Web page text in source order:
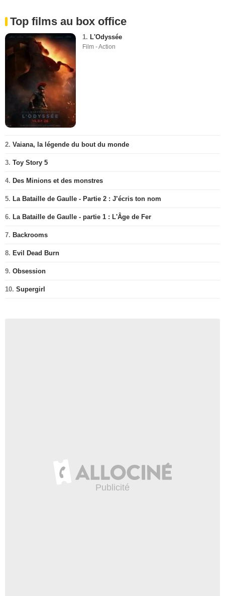
Top films au box office
1. L'Odyssée
Film - Action
2. Vaiana, la légende du bout du monde
3. Toy Story 5
4. Des Minions et des monstres
5. La Bataille de Gaulle - Partie 2 : J’écris ton nom
6. La Bataille de Gaulle - partie 1 : L'Âge de Fer
7. Backrooms
8. Evil Dead Burn
9. Obsession
10. Supergirl